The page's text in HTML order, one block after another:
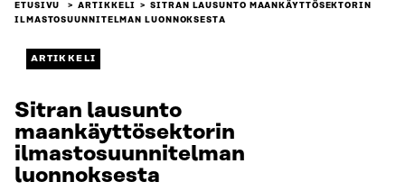
ETUSIVU ARTIKKELI
SITRAN LAUSUNTO MAANKÄYTTÖSEKTORIN
ILMASTOSUUNNITELMAN LUONNOKSESTA
ARTIKKELI
Sitran lausunto
maankäyttösektorin
ilmastosuunnitelman
luonnoksesta